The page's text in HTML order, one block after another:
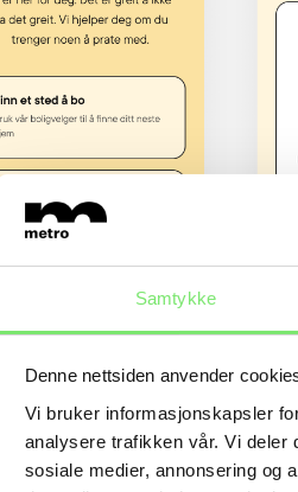
Samtykke
Denne nettsiden anvender
Vi bruker informasjonskapsler
analysere trafikken vår. Vi deler
sosiale medier, annonsering og